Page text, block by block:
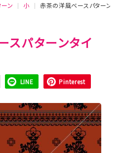
ーン 小 赤茶の洋風ベースパターンタ
スパターンタイ
LINE Pinterest